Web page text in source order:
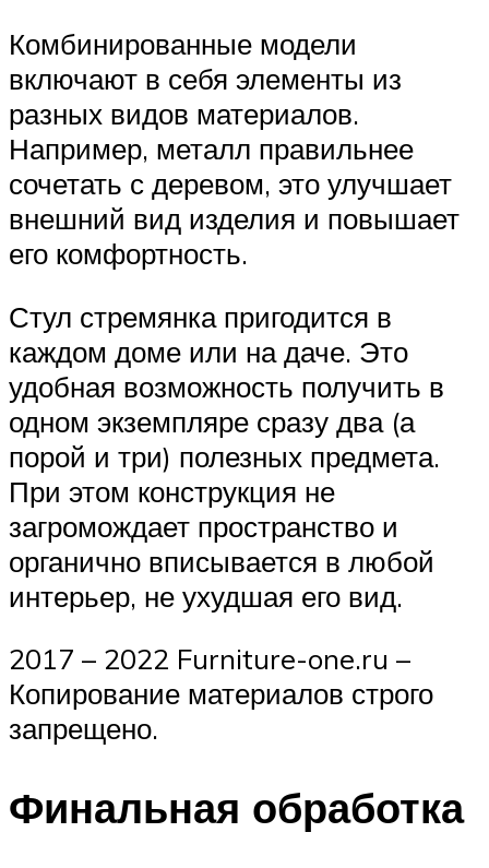
Комбинированные модели
включают в себя элементы из
разных видов материалов.
Например, металл правильнее
сочетать с деревом, это улучшает
внешний вид изделия и повышает
его комфортность.
Стул стремянка пригодится в
каждом доме или на даче. Это
удобная возможность получить в
одном экземпляре сразу два (а
порой и три) полезных предмета.
При этом конструкция не
загромождает пространство и
органично вписывается в любой
интерьер, не ухудшая его вид.
2017 – 2022 Furniture-one.ru –
Копирование материалов строго
запрещено.
Финальная обработка